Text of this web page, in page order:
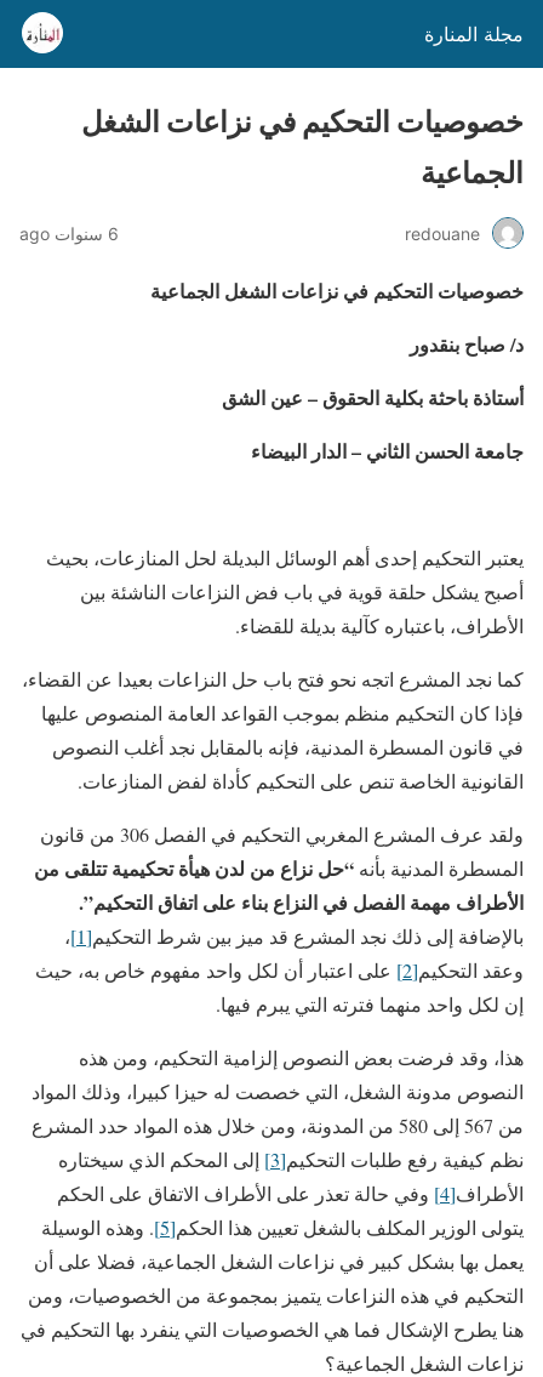
مجلة المنارة
خصوصيات التحكيم في نزاعات الشغل
الجماعية
redouane 6 سنوات ago
خصوصيات التحكيم في نزاعات الشغل الجماعية
د/ صباح بنقدور
أستاذة باحثة بكلية الحقوق – عين الشق
جامعة الحسن الثاني – الدار البيضاء
يعتبر التحكيم إحدى أهم الوسائل البديلة لحل المنازعات، بحيث
أصبح يشكل حلقة قوية في باب فض النزاعات الناشئة بين
الأطراف، باعتباره كآلية بديلة للقضاء.
كما نجد المشرع اتجه نحو فتح باب حل النزاعات بعيدا عن القضاء،
فإذا كان التحكيم منظم بموجب القواعد العامة المنصوص عليها
في قانون المسطرة المدنية، فإنه بالمقابل نجد أغلب النصوص
القانونية الخاصة تنص على التحكيم كأداة لفض المنازعات.
ولقد عرف المشرع المغربي التحكيم في الفصل 306 من قانون
المسطرة المدنية بأنه “حل نزاع من لدن هيأة تحكيمية تتلقى من
الأطراف مهمة الفصل في النزاع بناء على اتفاق التحكيم”.
بالإضافة إلى ذلك نجد المشرع قد ميز بين شرط التحكيم[1]
،
وعقد التحكيم[2]
على اعتبار أن لكل واحد مفهوم خاص به، حيث
إن لكل واحد منهما فترته التي يبرم فيها.
هذا، وقد فرضت بعض النصوص إلزامية التحكيم، ومن هذه
النصوص مدونة الشغل، التي خصصت له حيزا كبيرا، وذلك المواد
من 567 إلى 580 من المدونة، ومن خلال هذه المواد حدد المشرع
نظم كيفية رفع طلبات التحكيم[3]
إلى المحكم الذي سيختاره
الأطراف[4]
وفي حالة تعذر على الأطراف الاتفاق على الحكم
يتولى الوزير المكلف بالشغل تعيين هذا الحكم[5]
. وهذه الوسيلة
يعمل بها بشكل كبير في نزاعات الشغل الجماعية، فضلا على أن
التحكيم في هذه النزاعات يتميز بمجموعة من الخصوصيات، ومن
هنا يطرح الإشكال فما هي الخصوصيات التي ينفرد بها التحكيم في
نزاعات الشغل الجماعية؟